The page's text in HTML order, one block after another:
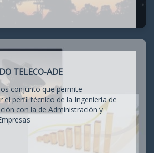
TELECO-ADE
conjunto que permite
el perfil técnico de la Ingeniería de
con la de Administración y